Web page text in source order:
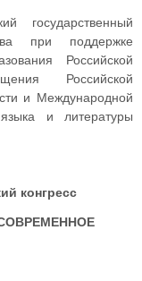
государственный
при поддержке
Российской
Российской
и Международной
и литературы
конгресс